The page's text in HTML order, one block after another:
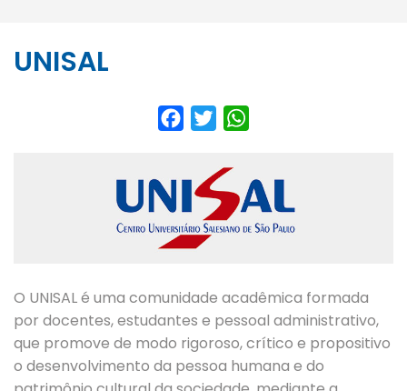
UNISAL
Facebook
Twitter
O UNISAL é uma comunidade acadêmica formada
por docentes, estudantes e pessoal administrativo,
que promove de modo rigoroso, crítico e propositivo
o desenvolvimento da pessoa humana e do